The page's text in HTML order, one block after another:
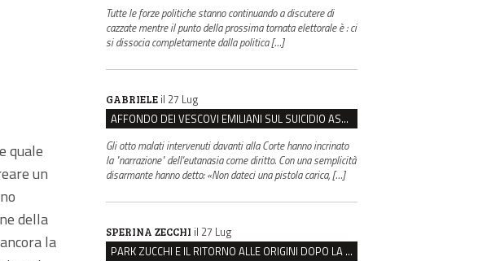
quale
un
della
la
Tutte le forze politiche stanno continuando a discutere di
cazzate mentre il punto della prossima tornata elettorale è : ci
si dissocia completamente dalla politica […]
GABRIELE il 27 Lug
AFFONDO DEI VESCOVI EMILIANI SUL SUICIDIO ASSISTITO: “È CONTRO IL VALORE DELLA PERSONA”
Gli otto malati intervenuti davanti alla Corte hanno incrinato
la "narrazione" dell'eutanasia come diritto. Con una semplicità
disarmante hanno detto: «Non dateci una pistola carica, […]
SPERINA ZECCHI il 27 Lug
PARK ZUCCHI E IL RITORNO ALLE ORIGINI DOPO LA DISAVVENTURA CON REGGIO EMILIA PARCHEGGI